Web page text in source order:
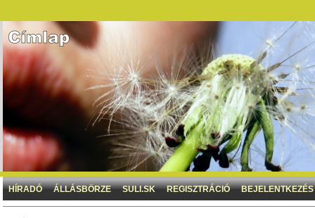
HÍRADÓ ÁLLÁSBÖRZE SULI.SK REGISZTRÁCIÓ BEJELENTKEZÉS